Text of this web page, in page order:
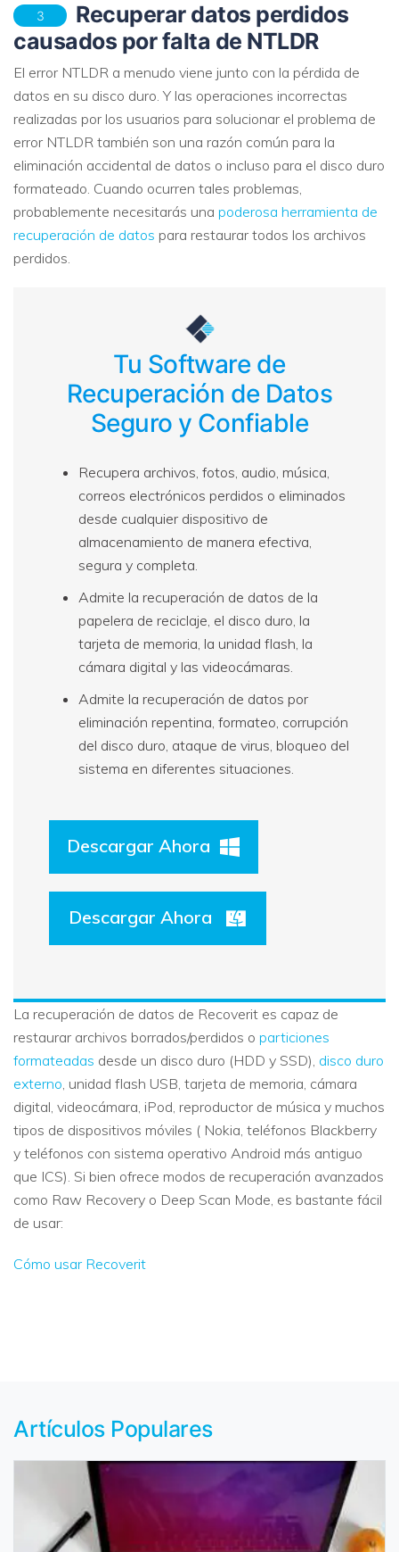
Reparador de Fotos con IA
Arregla fotos dañadas, mejora su nitidez y revive tus
recuerdos más valiosos con el poder de la IA.
Continuar Prueba Online
3
Recuperar datos perdidos
causados ​​por falta de NTLDR
El error NTLDR a menudo viene junto con la pérdida de
datos en su disco duro. Y las operaciones incorrectas
realizadas por los usuarios para solucionar el problema de
error NTLDR también son una razón común para la
eliminación accidental de datos o incluso para el disco duro
formateado. Cuando ocurren tales problemas,
probablemente necesitarás una poderosa herramienta de
recuperación de datos para restaurar todos los archivos
perdidos.
Tu Software de
Recuperación de Datos
Seguro y Confiable
Recupera archivos, fotos, audio, música,
correos electrónicos perdidos o eliminados
desde cualquier dispositivo de
almacenamiento de manera efectiva,
segura y completa.
Admite la recuperación de datos de la
papelera de reciclaje, el disco duro, la
tarjeta de memoria, la unidad flash, la
cámara digital y las videocámaras.
Admite la recuperación de datos por
eliminación repentina, formateo, corrupción
del disco duro, ataque de virus, bloqueo del
sistema en diferentes situaciones.
Descargar Ahora
Descargar Ahora
La recuperación de datos de Recoverit es capaz de
restaurar archivos borrados/perdidos o particiones
formateadas desde un disco duro (HDD y SSD), disco duro
externo , unidad flash USB, tarjeta de memoria, cámara
digital, videocámara, iPod, reproductor de música y muchos
tipos de dispositivos móviles ( Nokia, teléfonos Blackberry
y teléfonos con sistema operativo Android más antiguo
que ICS). Si bien ofrece modos de recuperación avanzados
como Raw Recovery o Deep Scan Mode, es bastante fácil
de usar:
Cómo usar Recoverit
Artículos Populares